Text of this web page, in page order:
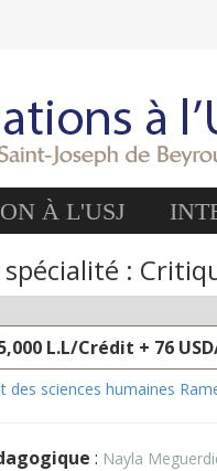
À L'USJ
:
L.L/Crédit + 76
des sciences humaines
: Nayla